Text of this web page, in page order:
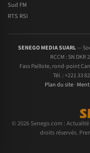
Sud FM
RTS RSI
SENEGO MEDIA SUARL—
RCCM : SN DKR
Fass Paillote, rond-point
Tél. : +221 33
Plan du site·
© 2026 Senego.com :
droits réservés.